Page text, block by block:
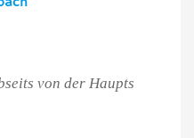
von der Haupts